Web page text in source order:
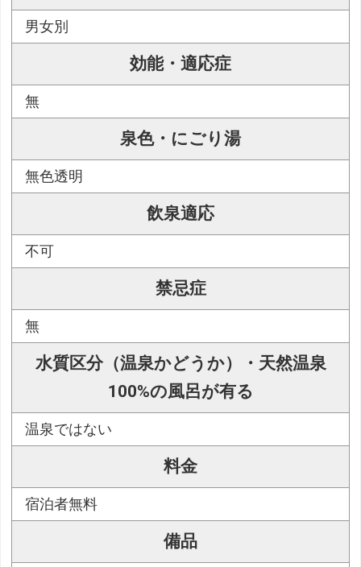
男女別
効能・適応症
無
泉色・にごり湯
無色透明
飲泉適応
不可
禁忌症
無
水質区分（温泉かどうか）・天然温泉
100%の風呂が有る
温泉ではない
料金
宿泊者無料
備品